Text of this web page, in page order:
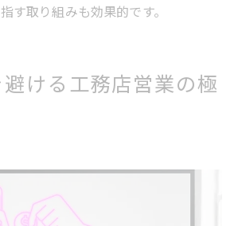
す取り組みも効果的です。
ける工務店営業の極